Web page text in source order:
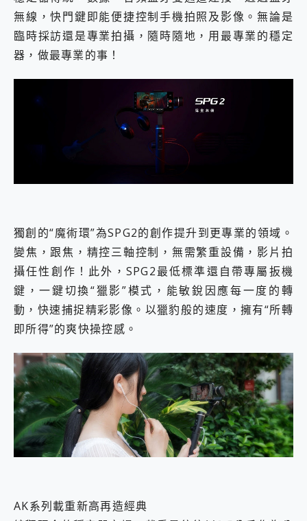
無線，快門鍵即能便捷控制手機拍照及影像。無論是
臨時採訪還是專業拍攝，隨時隨地，用最專業的穩定
器，做最專業的事！
獨創的“魔術環”為SPG2的創作提升到更專業的領域。
變焦，跟焦，精控三軸控制，無需繁重設備，影片拍
攝任性創作！此外，SPG2最低標準還自帶專屬扳機
鍵，一鍵切換“獵影”模式，能敏銳因應每一度的轉
動，快速捕捉精彩影像。以獵豹般的速度，擁有“所轉
即所得”的爽快操控感。
AK系列載重新高再造經典